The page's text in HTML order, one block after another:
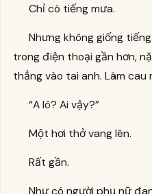
Chỉ có tiếng mưa.
Nhưng không giống
trong điện thoại gần hơn,
thẳng vào tai anh. Lâm
“A lô? Ai vậy?”
Một hơi thở vang lên.
Rất gần.
Như có người phụ nữ